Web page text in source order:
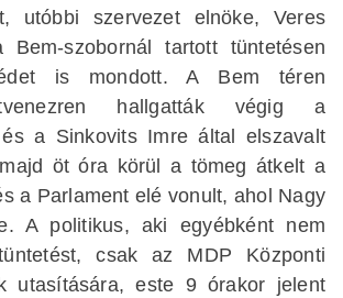
utóbbi szervezet elnöke, Veres
szobornál tartott tüntetésen
is mondott. A Bem téren
hallgatták végig a
a Sinkovits Imre által elszavalt
öt óra körül a tömeg átkelt a
a Parlament elé vonult, ahol Nagy
A politikus, aki egyébként nem
csak az MDP Központi
utasítására, este 9 órakor jelent